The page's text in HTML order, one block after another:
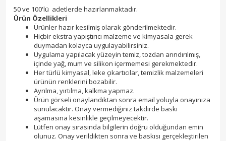
50 ve 100'lü adetlerde hazırlanmaktadır.
Ürün Özellikleri
Ürünler hazır kesilmiş olarak gönderilmektedir.
Hiçbir ekstra yapıştırıcı malzeme ve kimyasala gerek
duymadan kolayca uygulayabilirsiniz.
Uygulama yapılacak yüzeyin temiz, tozdan arındırılmış,
içinde yağ, mum ve silikon içermemesi gerekmektedir.
Her türlü kimyasal, leke çıkartıcılar, temizlik malzemeleri
ürünün renklerini bozabilir.
Ayrılma, yırtılma, kalkma yapmaz.
Ürün görseli onaylandıktan sonra email yoluyla onayınıza
sunulacaktır. Onay vermediğiniz takdirde baskı
aşamasına kesinlikle geçilmeyecektir.
Lütfen onay sırasında bilgilerin doğru olduğundan emin
olunuz. Onay verildikten sonra ve baskısı gerçekleştirilen